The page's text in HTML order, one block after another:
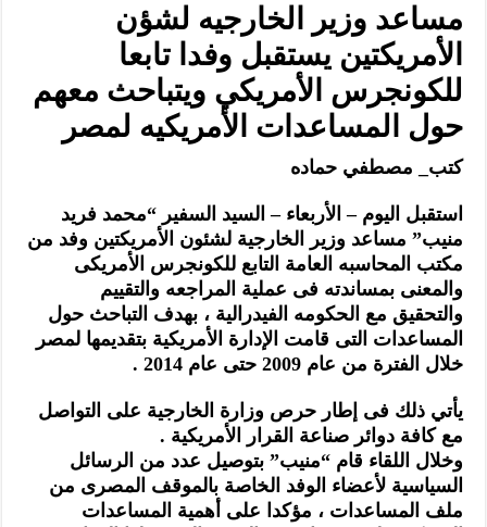
مساعد وزير الخارجيه لشؤن
الأمريكتين يستقبل وفدا تابعا
للكونجرس الأمريكي ويتباحث معهم
حول المساعدات الأمريكيه لمصر
كتب_ مصطفي حماده
استقبل اليوم – الأربعاء – السيد السفير “محمد فريد
منيب” مساعد وزير الخارجية لشئون الأمريكتين وفد من
مكتب المحاسبه العامة التابع للكونجرس الأمريكى
والمعنى بمساندته فى عملية المراجعه والتقييم
والتحقيق مع الحكومه الفيدرالية ، بهدف التباحث حول
المساعدات التى قامت الإدارة الأمريكية بتقديمها لمصر
خلال الفترة من عام 2009 حتى عام 2014 .
يأتي ذلك فى إطار حرص وزارة الخارجية على التواصل
مع كافة دوائر صناعة القرار الأمريكية .
وخلال اللقاء قام “منيب” بتوصيل عدد من الرسائل
السياسية لأعضاء الوفد الخاصة بالموقف المصرى من
ملف المساعدات ، مؤكدا على أهمية المساعدات